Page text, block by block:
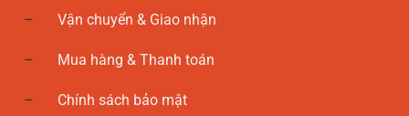
Vận chuyển & Giao nhận
Mua hàng & Thanh toán
Chính sách bảo mật